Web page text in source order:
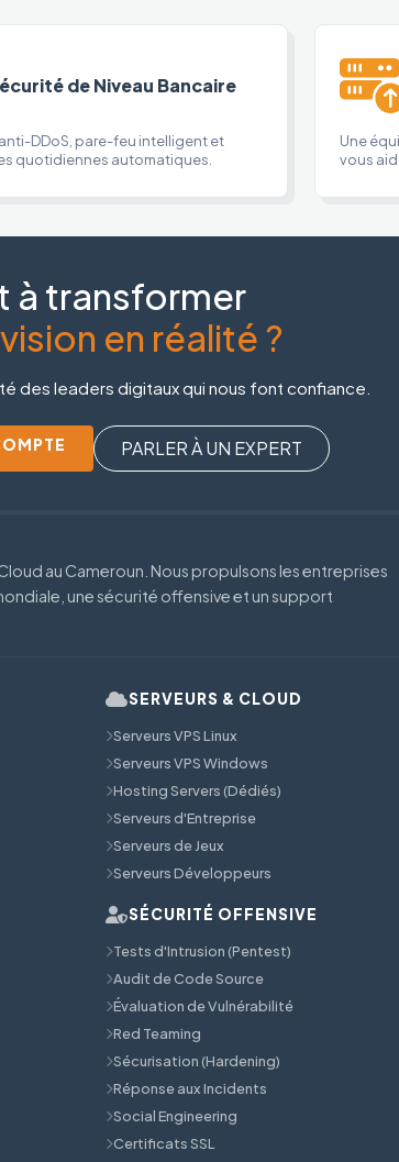
de Niveau Bancaire
DDoS, pare-feu intelligent et
quotidiennes automatiques.
Une
vous
à transformer
en réalité ?
des leaders digitaux qui nous font confiance.
PARLER À UN EXPERT
au Cameroun. Nous propulsons les entreprises
une sécurité offensive et un support
SERVEURS & CLOUD
Serveurs VPS Linux
Serveurs VPS Windows
Hosting Servers (Dédiés)
Serveurs d'Entreprise
Serveurs de Jeux
Serveurs Développeurs
SÉCURITÉ OFFENSIVE
Tests d'Intrusion (Pentest)
Audit de Code Source
Évaluation de Vulnérabilité
Red Teaming
Sécurisation (Hardening)
Réponse aux Incidents
Social Engineering
Certificats SSL